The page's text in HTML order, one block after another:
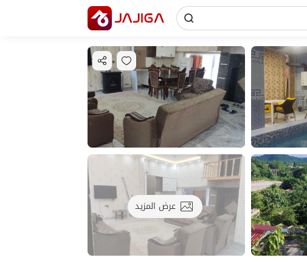
عرض المزيد